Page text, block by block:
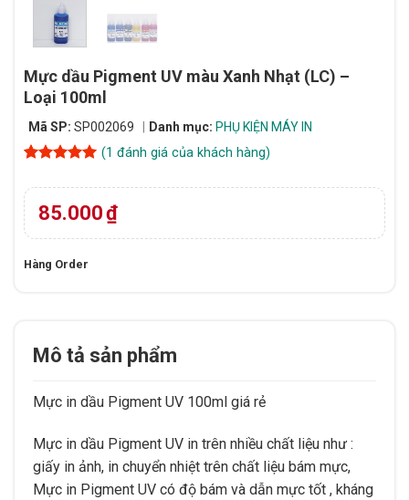
Mực dầu Pigment UV màu Xanh Nhạt (LC) –
Loại 100ml
Mã SP: SP002069 Danh mục: PHỤ KIỆN MÁY IN
dựa trên
đánh giá
(1 đánh giá của khách hàng)
85.000₫
Hàng Order
Mô tả sản phẩm
Mực in dầu Pigment UV 100ml giá rẻ
Mực in dầu Pigment UV in trên nhiều chất liệu như :
giấy in ảnh, in chuyển nhiệt trên chất liệu bám mực,
Mực in Pigment UV có độ bám và dẫn mực tốt , kháng